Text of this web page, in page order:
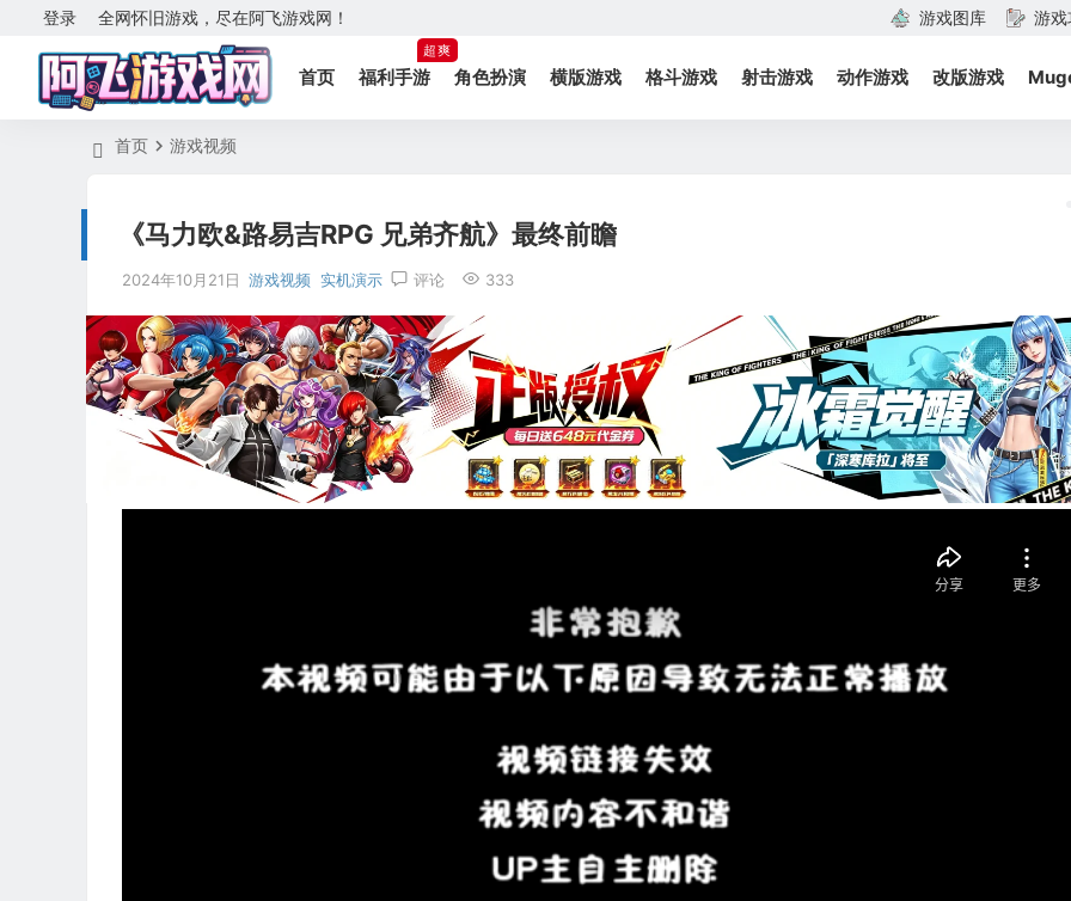
全网怀旧游戏，尽在阿飞游戏网！
登录 游戏图库 游
首页 福利手游
超爽
角色扮演 横版游戏 格斗游戏 射击游戏 动作游戏 改版游戏
首页 游戏视频
《马力欧&路易吉RPG 兄弟齐航》最终前瞻
2024年10月21日 游戏视频 实机演示 评论 333